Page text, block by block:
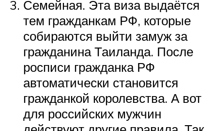
Семейная. Эта виза выдаётся
тем гражданкам РФ, которые
собираются выйти замуж за
гражданина Таиланда. После
росписи гражданка РФ
автоматически становится
гражданкой королевства. А вот
для российских мужчин